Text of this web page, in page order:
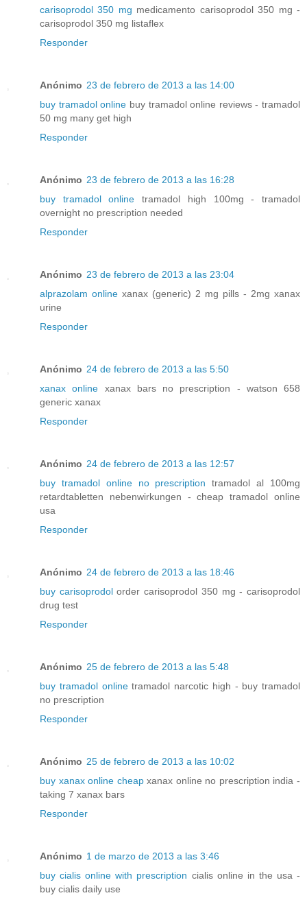
carisoprodol 350 mg medicamento carisoprodol 350 mg -
carisoprodol 350 mg listaflex
Responder
Anónimo 23 de febrero de 2013 a las 14:00
buy tramadol online buy tramadol online reviews - tramadol
50 mg many get high
Responder
Anónimo 23 de febrero de 2013 a las 16:28
buy tramadol online tramadol high 100mg - tramadol
overnight no prescription needed
Responder
Anónimo 23 de febrero de 2013 a las 23:04
alprazolam online xanax (generic) 2 mg pills - 2mg xanax
urine
Responder
Anónimo 24 de febrero de 2013 a las 5:50
xanax online xanax bars no prescription - watson 658
generic xanax
Responder
Anónimo 24 de febrero de 2013 a las 12:57
buy tramadol online no prescription tramadol al 100mg
retardtabletten nebenwirkungen - cheap tramadol online
usa
Responder
Anónimo 24 de febrero de 2013 a las 18:46
buy carisoprodolorder carisoprodol 350 mg - carisoprodol
drug test
Responder
Anónimo 25 de febrero de 2013 a las 5:48
buy tramadol onlinetramadol narcotic high - buy tramadol
no prescription
Responder
Anónimo 25 de febrero de 2013 a las 10:02
buy xanax online cheapxanax online no prescription india -
taking 7 xanax bars
Responder
Anónimo 1 de marzo de 2013 a las 3:46
buy cialis online with prescription cialis online in the usa -
buy cialis daily use